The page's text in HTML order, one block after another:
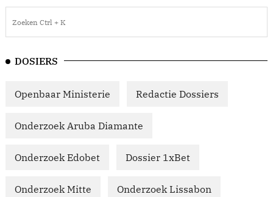
DOSIERS
Openbaar Ministerie Redactie Dossiers
Onderzoek Aruba Diamante
Onderzoek Edobet Dossier 1xBet
Onderzoek Mitte Onderzoek Lissabon